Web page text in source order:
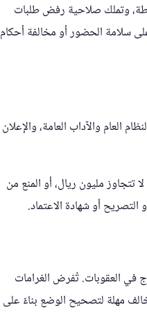
وتملك صلاحية رفض طلبات
سلامة الحضور أو مخالفة أحكام
العام والآداب العامة، والإعلان
تتجاوز مليون ريال، أو المنع من
أو شهادة الاعتماد.
في العقوبات. تُفرض الغرامات
مهلة لتصحيح الوضع بناءً على